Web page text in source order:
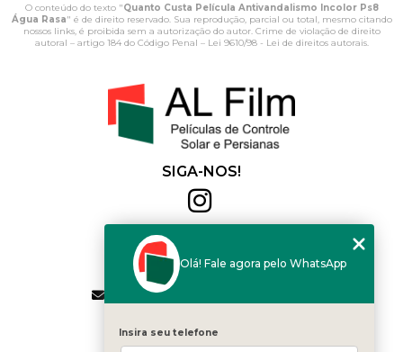
O conteúdo do texto "Quanto Custa Película Antivandalismo Incolor Ps8
Água Rasa" é de direito reservado. Sua reprodução, parcial ou total, mesmo citando
nossos links, é proibida sem a autorização do autor. Crime de violação de direito
autoral – artigo 184 do Código Penal – Lei 9610/98 - Lei de direitos autorais.
SIGA-NOS!
(11) 2564-4684
(11) 94168-2041
contato.vendas@alfilm.com.br
MENU
HOME
Olá! Fale agora pelo WhatsApp
Insira seu telefone